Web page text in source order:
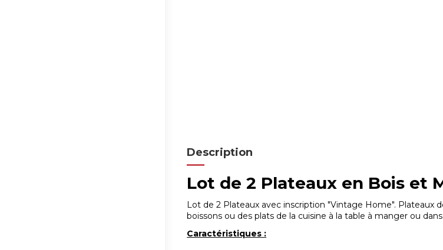
Description
Lot de 2 Plateaux en Bois et
Lot de 2 Plateaux avec inscription "Vintage Home". Plateaux
boissons ou des plats de la cuisine à la table à manger ou
Caractéristiques :